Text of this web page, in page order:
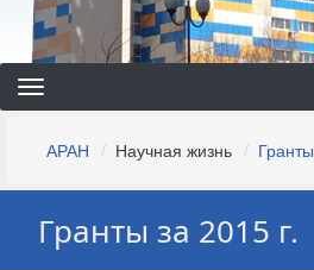
Строка
навигации
АРАН Научная жизнь Гранты
Гранты за 2015 г.